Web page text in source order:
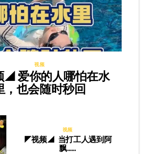
视频
爱你的人哪怕在水
，也会随时秒回
视频
◤视频◢ 当打工人遇到阿
飘……